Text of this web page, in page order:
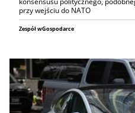
przy wejściu do NATO
Zespół wGospodarce